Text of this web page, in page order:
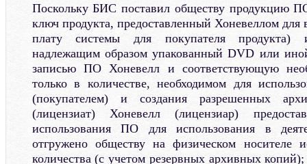
Поскольку БИС поставил обществу продукцию
ключ продукта, предоставленный Хоневеллом для
плату системы для покупателя
надлежащим образом упакованный DVD или
записью ПО Хоневелл и соответствующую
только в количестве, необходимом для
(покупателем) и создания разрешенных
(лицензиат) Хоневелл (лицензиар)
использования ПО для использования в
отгружено обществу на физическом носителе
количества (с учетом резервных архивных